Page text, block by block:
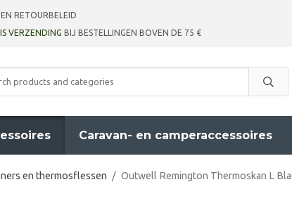
RETOURBELEID
VERZENDING BIJ BESTELLINGEN BOVEN DE 75 €
Caravan- en camperaccessoires
en thermosflessen / Outwell Remington Thermoskan L